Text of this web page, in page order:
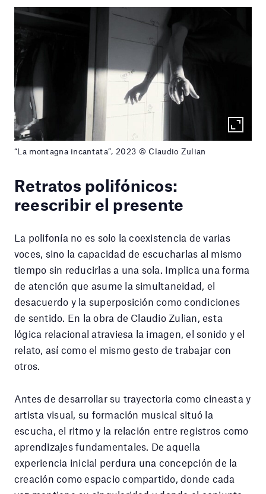
“La montagna incantata”, 2023 © Claudio Zulian
Retratos polifónicos:
reescribir el presente
La polifonía no es solo la coexistencia de varias
voces, sino la capacidad de escucharlas al mismo
tiempo sin reducirlas a una sola. Implica una forma
de atención que asume la simultaneidad, el
desacuerdo y la superposición como condiciones
de sentido. En la obra de Claudio Zulian, esta
lógica relacional atraviesa la imagen, el sonido y el
relato, así como el mismo gesto de trabajar con
otros.
Antes de desarrollar su trayectoria como cineasta y
artista visual, su formación musical situó la
escucha, el ritmo y la relación entre registros como
aprendizajes fundamentales. De aquella
experiencia inicial perdura una concepción de la
creación como espacio compartido, donde cada